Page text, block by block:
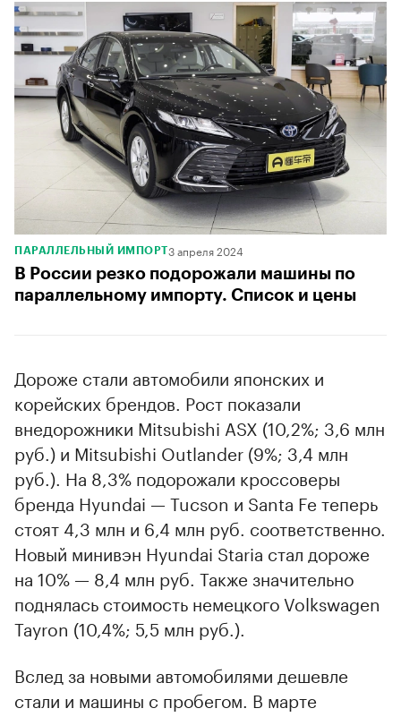
ПАРАЛЛЕЛЬНЫЙ ИМПОРТ3 апреля 2024
В России резко подорожали машины по
параллельному импорту. Список и цены
Дороже стали автомобили японских и
корейских брендов. Рост показали
внедорожники Mitsubishi ASX (10,2%; 3,6 млн
руб.) и Mitsubishi Outlander (9%; 3,4 млн
руб.). На 8,3% подорожали кроссоверы
бренда Hyundai — Tucson и Santa Fe теперь
стоят 4,3 млн и 6,4 млн руб. соответственно.
Новый минивэн Hyundai Staria стал дороже
на 10% — 8,4 млн руб. Также значительно
поднялась стоимость немецкого Volkswagen
Tayron (10,4%; 5,5 млн руб.).
Вслед за новыми автомобилями дешевле
стали и машины с пробегом. В марте